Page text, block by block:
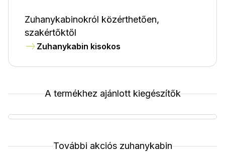
Zuhanykabinokról közérthetően,
szakértőktől
Zuhanykabin kisokos
A termékhez ajánlott kiegészítők
További akciós zuhanykabin